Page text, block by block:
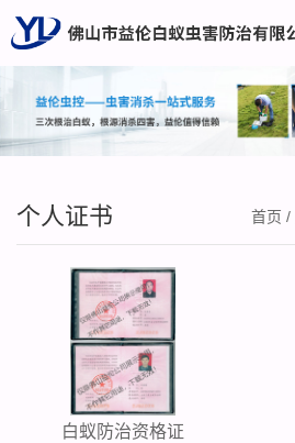
个人证书 首页 /
白蚁防治资格证